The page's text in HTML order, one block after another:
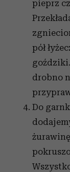
Partnerzy
otrzymanymi
korzystania z
pieprz
pół
drobno
Do